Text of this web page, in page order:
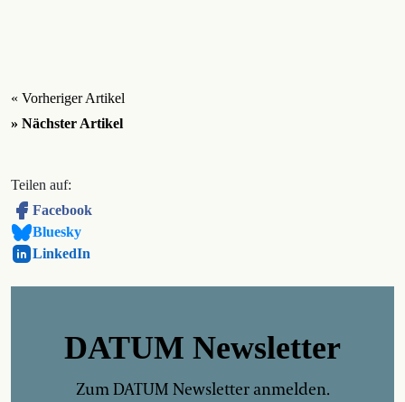
« Vorheriger Artikel
» Nächster Artikel
Teilen auf:
Facebook
Bluesky
LinkedIn
DATUM Newsletter
Zum DATUM Newsletter anmelden.